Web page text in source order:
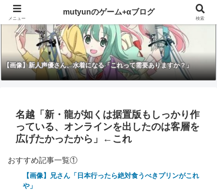
【画像】新人声優さん、水着になる「これって需要ありますか？」
名越「新・龍が如くは据置版もしっかり作
っている、オンラインを出したのは客層を
広げたかったから」←これ
おすすめ記事一覧①
【画像】兄さん「日本行ったら絶対食うべきプリンがこれ
や」
メニュー
mutyunのゲーム+αブログ
検索